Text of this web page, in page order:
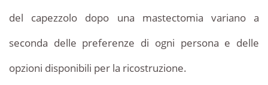
del capezzolo dopo una mastectomia variano a
seconda delle preferenze di ogni persona e delle
opzioni disponibili per la ricostruzione.